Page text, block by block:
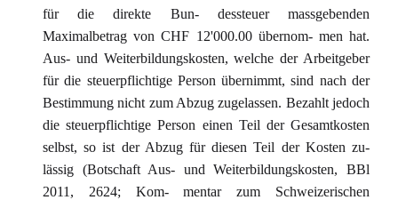
für die direkte Bun- dessteuer massgebenden
Maximalbetrag von CHF 12'000.00 übernom- men hat.
Aus- und Weiterbildungskosten, welche der Arbeitgeber
für die steuerpflichtige Person übernimmt, sind nach der
Bestimmung nicht zum Abzug zugelassen. Bezahlt jedoch
die steuerpflichtige Person einen Teil der Gesamtkosten
selbst, so ist der Abzug für diesen Teil der Kosten zu-
lässig (Botschaft Aus- und Weiterbildungskosten, BBl
2011, 2624; Kom- mentar zum Schweizerischen